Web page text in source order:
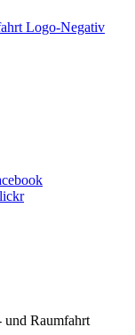
Raumfahrt